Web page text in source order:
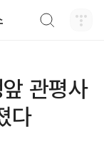
관평사
다